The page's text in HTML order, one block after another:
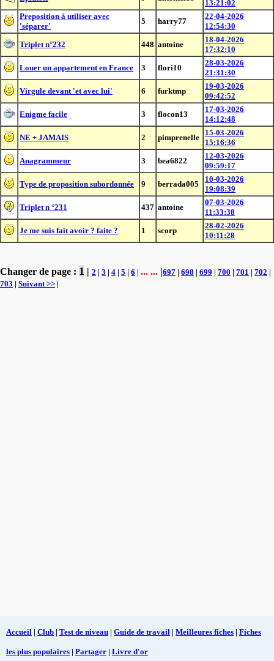
13:21:02
Preposition à utiliser avec
'séparer'
5 harry77
22-04-2026
12:54:30
Triplet n°232
448 antoine
18-04-2026
17:32:10
Louer un appartement en France
3 flori10
28-03-2026
21:31:30
Virgule devant 'et avec lui'
6 furktmp
19-03-2026
09:42:52
Enigme facile
3 flocon13
17-03-2026
14:12:48
NE + JAMAIS
2 pimprenelle
15-03-2026
15:16:36
Anagrammeur
3 bea6822
12-03-2026
09:59:17
Type de proposition subordonnée
9 berrada005
10-03-2026
19:08:39
Triplet n °231
437 antoine
07-03-2026
11:33:38
Je me suis fait avoir ? faite ?
1 scorp
28-02-2026
10:11:28
Changer de page : 1 | 2 | 3 | 4 | 5 | 6 | ... ... |697 | 698 | 699 | 700 | 701 | 702 |
703 | Suivant >> |
Accueil | Club | Test de niveau | Guide de travail | Meilleures fiches | Fiches
les plus populaires | Partager | Livre d'or